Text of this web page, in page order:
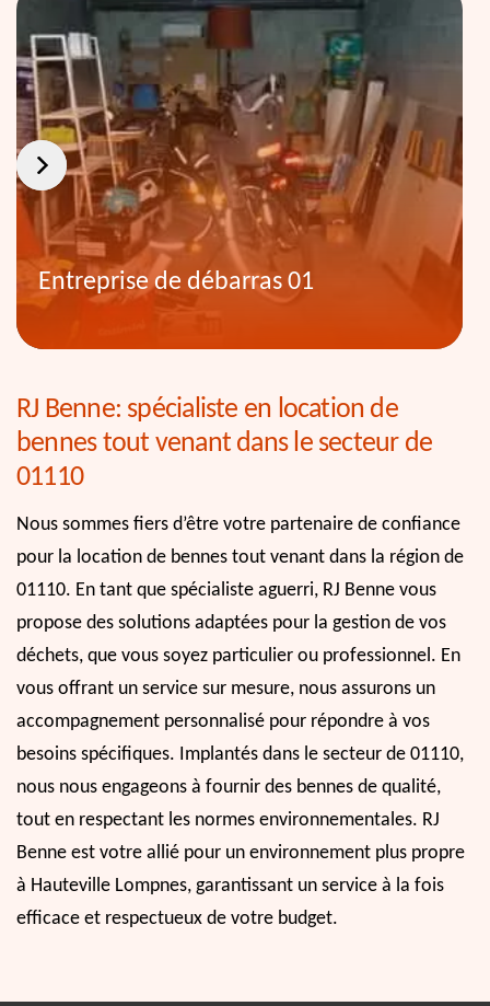
Entreprise de débarras 01
RJ Benne: spécialiste en location de
bennes tout venant dans le secteur de
01110
Nous sommes fiers d’être votre partenaire de confiance
pour la location de bennes tout venant dans la région de
01110. En tant que spécialiste aguerri, RJ Benne vous
propose des solutions adaptées pour la gestion de vos
déchets, que vous soyez particulier ou professionnel. En
vous offrant un service sur mesure, nous assurons un
accompagnement personnalisé pour répondre à vos
besoins spécifiques. Implantés dans le secteur de 01110,
nous nous engageons à fournir des bennes de qualité,
tout en respectant les normes environnementales. RJ
Benne est votre allié pour un environnement plus propre
à Hauteville Lompnes, garantissant un service à la fois
efficace et respectueux de votre budget.